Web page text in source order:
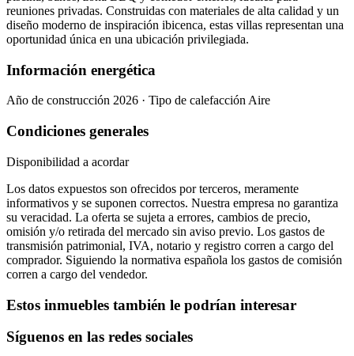
reuniones privadas. Construidas con materiales de alta calidad y un
diseño moderno de inspiración ibicenca, estas villas representan una
oportunidad única en una ubicación privilegiada.
Información energética
Año de construcción 2026 · Tipo de calefacción Aire
Condiciones generales
Disponibilidad a acordar
Los datos expuestos son ofrecidos por terceros, meramente
informativos y se suponen correctos. Nuestra empresa no garantiza
su veracidad. La oferta se sujeta a errores, cambios de precio,
omisión y/o retirada del mercado sin aviso previo. Los gastos de
transmisión patrimonial, IVA, notario y registro corren a cargo del
comprador. Siguiendo la normativa española los gastos de comisión
corren a cargo del vendedor.
Estos inmuebles también le podrían interesar
Síguenos en las redes sociales